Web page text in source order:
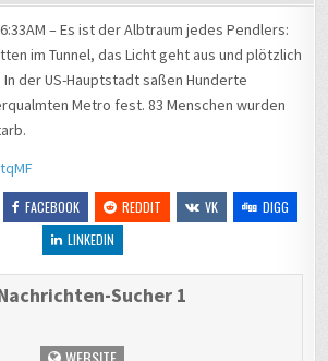
– Es ist der Albtraum jedes Pendlers:
im Tunnel, das Licht geht aus und plötzlich
der US-Hauptstadt saßen Hunderte
Metro fest. 83 Menschen wurden
FACEBOOK REDDIT VK
DIGG
LINKEDIN
Sucher 1